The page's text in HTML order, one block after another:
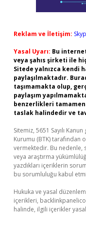
Reklam ve İletişim:
Yasal Uyarı: Bu
veya şahıs şirketi ile
Sitede yalnızca kendi
paylaşılmaktadır.
taşımamakta olup,
paylaşım
benzerlikleri
taslak halindedir ve
Sitemiz, 5651 Sayılı
Kurumu (BTK) tarafından
vermektedir. Bu
veya araştırma
yazdıkları içeriklerin
bu sorumluluğu kabul
Hukuka ve yasal
içerikleri,
halinde, ilgili içerikler